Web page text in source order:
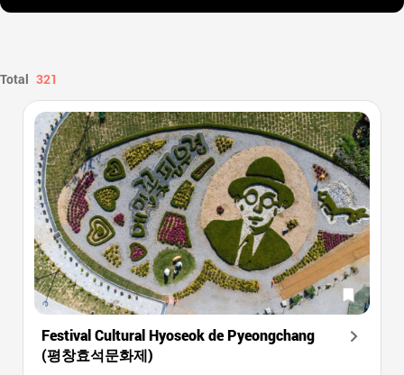
Total 321
Festival Cultural Hyoseok de Pyeongchang
(평창효석문화제)